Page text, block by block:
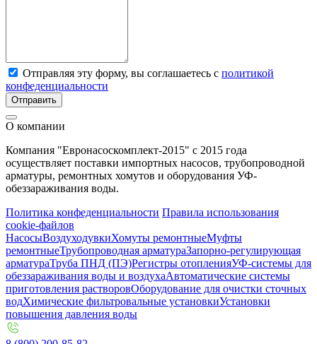
Отправляя эту форму, вы соглашаетесь с политикой
конфеденциальности
Отправить
О компании
Компания "Евронасоскомплект-2015" с 2015 года
осуществляет поставки импортных насосов, трубопроводной
арматуры, ремонтных хомутов и оборудования УФ-
обеззараживания воды.
Политика конфеденциальности Правила использования
cookie-файлов
НасосыВоздуходувкиХомуты ремонтныеМуфты
ремонтныеТрубопроводная арматураЗапорно-регулирующая
арматураТруба ПНД (ПЭ)Регистры отопленияУФ-системы для
обеззараживания воды и воздухаАвтоматические системы
приготовления растворовОборудование для очистки сточных
водХимические фильтровальные установкиУстановки
повышения давления воды